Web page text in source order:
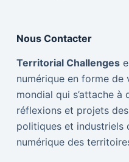
Nous Contacter
Territorial Challenges
numérique en forme de
mondial qui s’attache à
réflexions et projets
politiques et industriels
numérique des